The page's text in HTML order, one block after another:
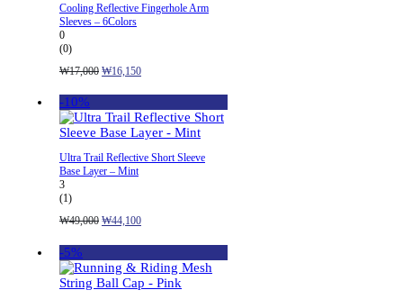
Cooling Reflective Fingerhole Arm
Sleeves – 6Colors
0
(0)
₩17,000 원
격:
₩17,000.
₩16,150현
격:
₩16,150.
-10%
Ultra Trail Reflective Short Sleeve
Base Layer – Mint
3
(1)
₩49,000 원
격:
₩49,000.
₩44,100현
격:
₩44,100.
-5%